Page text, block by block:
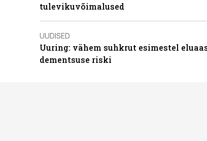
tulevikuvõimalused
UUDISED
Uuring: vähem suhkrut esimestel
dementsuse riski